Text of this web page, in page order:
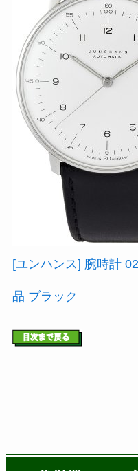
[ユンハンス] 腕時計
品 ブラック